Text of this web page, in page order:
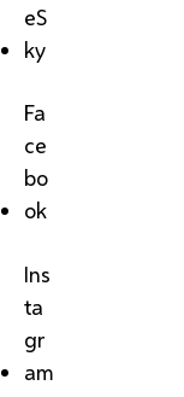
eS
ky
Fa
ce
bo
ok
Ins
ta
gr
am